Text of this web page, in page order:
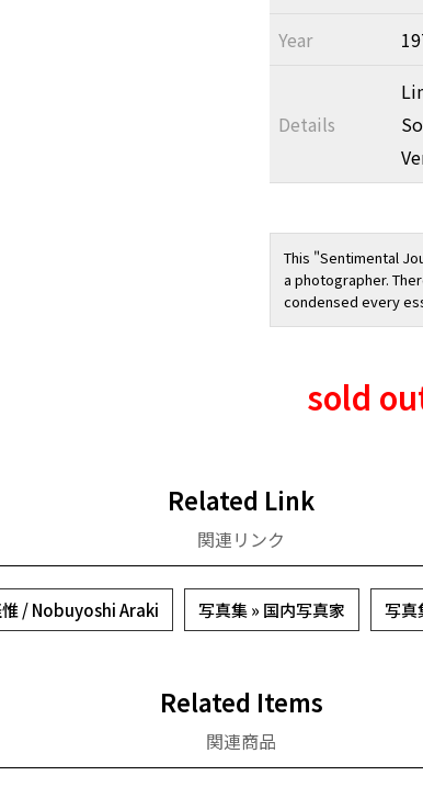
Year
Details
This "Sentimental
a photographer.
condensed every
sold
Related Link
関連リンク
/ Nobuyoshi Araki 写真集 » 国内写真家 写真
Related Items
関連商品